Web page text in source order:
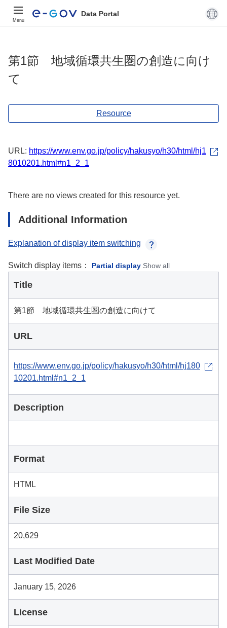
Menu
Data Portal
第1節 地域循環共生圏の創造に向け
て
Resource
URL: https://www.env.go.jp/policy/hakusyo/h30/html/hj1
8010201.html#n1_2_1
There are no views created for this resource yet.
Additional Information
Explanation of display item switching
Switch display items： Partial display Show all
Title
第1節 地域循環共生圏の創造に向けて
URL
https://www.env.go.jp/policy/hakusyo/h30/html/hj180
10201.html#n1_2_1
Description
Format
HTML
File Size
20,629
Last Modified Date
January 15, 2026
License